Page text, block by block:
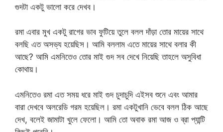
গুদটা একটু ভালো করে দেখব।
রমা এবার মুখ একটু রাগের ভাব ফুটিয়ে তুলে বলল দাঁড়া তোর মায়ের সাথে
বলছি এত অসভ্য হয়েছিস। আমি বললাম এতে মায়ের সাথে বলার কী
আছে? আমি এমনিতেও তোর মাই গুদ সব দেখে নিয়েছি তাহলে অসুবিধা
কোথায়।
এমনিতেও রমা এত সময় ধরে মাই গুদ চুদাচুদি এইসব শুনে এবং আমার
বারা দেখবে অলরেডি গরম হয়েছিল। রমা একটুখানি ভেবে বলল ঠিক আছে
দেখ, বলেই জামাটা খুলে ফেলো। আমি তো অবাক রমা আজ ও ব্রা প্যান্টি